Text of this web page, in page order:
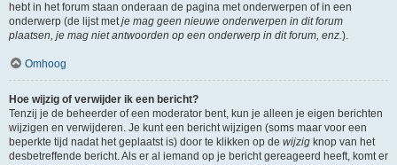
hebt in het forum staan onderaan de pagina met onderwerpen of in een
onderwerp (de lijst metje mag geen nieuwe onderwerpen in dit forum
plaatsen, je mag niet antwoorden op een onderwerp in dit forum, enz.).
Omhoog
Hoe wijzig of verwijder ik een bericht?
Tenzij je de beheerder of een moderator bent, kun je alleen je eigen berichten
wijzigen en verwijderen. Je kunt een bericht wijzigen (soms maar voor een
beperkte tijd nadat het geplaatst is) door te klikken op de wijzig knop van het
desbetreffende bericht. Als er al iemand op je bericht gereageerd heeft, komt er